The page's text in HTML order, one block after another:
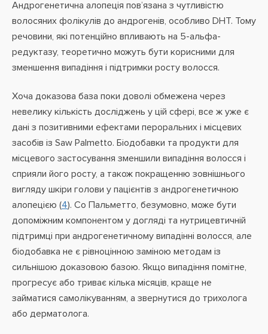
Андрогенетична алопеція пов’язана з чутливістю
волосяних фолікулів до андрогенів, особливо DHT. Тому
речовини, які потенційно впливають на 5-альфа-
редуктазу, теоретично можуть бути корисними для
зменшення випадіння і підтримки росту волосся.
Хоча доказова база поки доволі обмежена через
невелику кількість досліджень у цій сфері, все ж уже є
дані з позитивними ефектами пероральних і місцевих
засобів із Saw Palmetto. Біодобавки та продукти для
місцевого застосування зменшили випадіння волосся і
сприяли його росту, а також покращенню зовнішнього
вигляду шкіри голови у пацієнтів з андрогенетичною
алопецією (4). Со Пальметто, безумовно, може бути
допоміжним компонентом у догляді та нутрицевтичній
підтримці при андрогенетичному випадінні волосся, але
біодобавка не є рівноцінною заміною методам із
сильнішою доказовою базою. Якщо випадіння помітне,
прогресує або триває кілька місяців, краще не
займатися самолікуванням, а звернутися до трихолога
або дерматолога.